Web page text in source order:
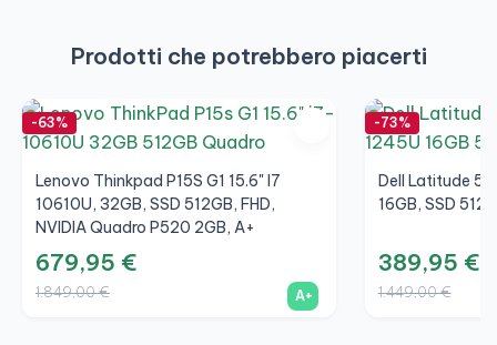
Prodotti che potrebbero piacerti
-63%
Lenovo Thinkpad P15S G1 15.6" I7
10610U, 32GB, SSD 512GB, FHD,
NVIDIA Quadro P520 2GB, A+
679,95 €
1.849,00 € A+
-73%
Dell Latitude
16GB, SSD
389,95 €
1.449,00 €